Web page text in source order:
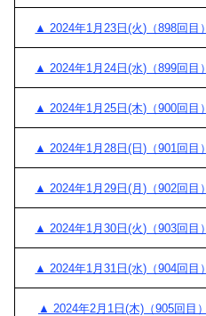
▲ 2024年1月23日(火)（898回目）
▲ 2024年1月24日(水)（899回目）
▲ 2024年1月25日(木)（900回目）
▲ 2024年1月28日(日)（901回目）
▲ 2024年1月29日(月)（902回目）
▲ 2024年1月30日(火)（903回目）
▲ 2024年1月31日(水)（904回目）
▲ 2024年2月1日(木)（905回目）